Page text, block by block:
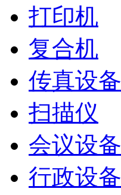
打印机
复合机
传真设备
扫描仪
会议设备
行政设备